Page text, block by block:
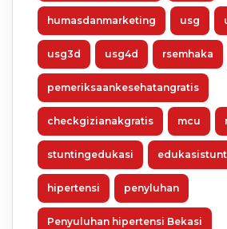
humasdanmarketing usg
usg3d usg4d rsemhaka
pemeriksaankesehatangratis
checkgizianakgratis mcu
stuntingedukasi
hipertensi penyluhan
Penyuluhan hipertensi Bekasi